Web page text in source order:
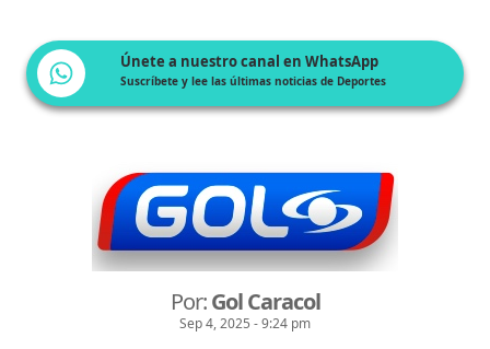
Únete a nuestro canal en WhatsApp
Suscríbete y lee las últimas noticias de Deportes
Por:Gol Caracol
Sep 4, 2025 - 9:24 pm